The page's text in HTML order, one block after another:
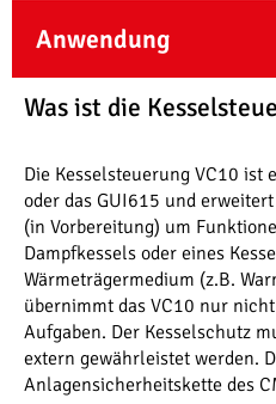
Anwendung
Was ist die
Die Kesselsteuerung VC10 ist
oder das GUI615 und
(in Vorbereitung) um
Dampfkessels oder eines
Wärmeträgermedium (z.B.
übernimmt das VC10 nur
Aufgaben. Der Kesselschutz
extern gewährleistet werden.
Anlagensicherheitskette des